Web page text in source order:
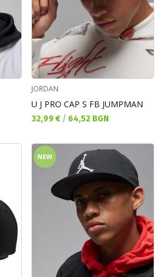
JORDAN
U J PRO CAP S FB JUMPMAN
Текуща цена:
32,99 € / 64,52 BGN
NEW